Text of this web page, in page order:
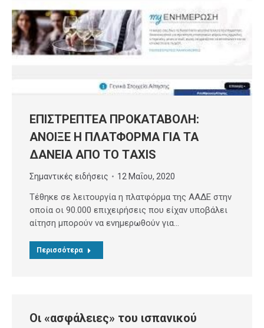
ΕΠΙΣΤΡΕΠΤΕΑ ΠΡΟΚΑΤΑΒΟΛΗ:
ΑΝΟΙΞΕ Η ΠΛΑΤΦΟΡΜΑ ΓΙΑ ΤΑ
ΔΑΝΕΙΑ ΑΠΟ ΤΟ ΤAXIS
Σημαντικές ειδήσεις 12 Μαΐου, 2020
Τέθηκε σε λειτουργία η πλατφόρμα της ΑΑΔΕ στην
οποία οι 90.000 επιχειρήσεις που είχαν υποβάλει
αίτηση μπορούν να ενημερωθούν για…
Περισσότερα
Οι «ασφάλειες» του ισπανικού